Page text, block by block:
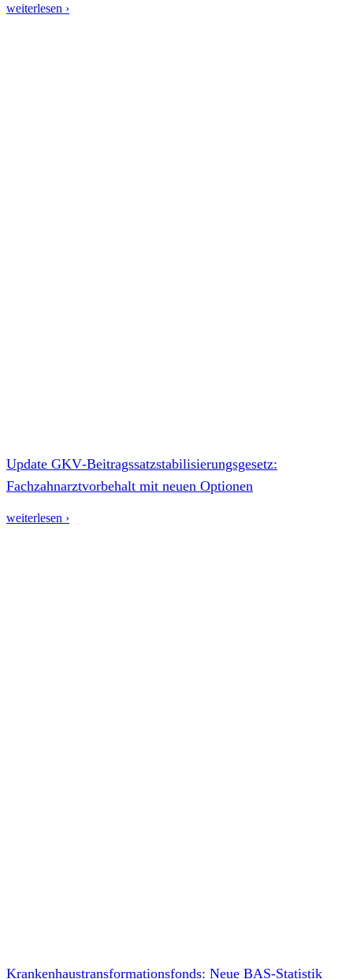
weiterlesen ›
Update GKV‑Beitragssatzstabilisierungsgesetz:
Fachzahnarztvorbehalt mit neuen Optionen
weiterlesen ›
Krankenhaustransformationsfonds: Neue BAS-Statistik